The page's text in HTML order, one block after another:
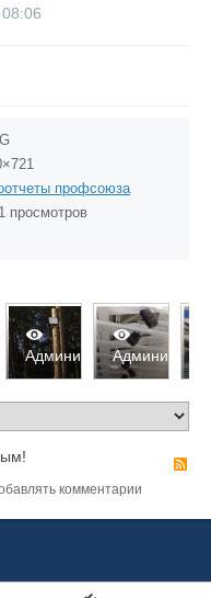
08:06
профсоюза
просмотров
2656
0
Администратор
2603
0
Администратор2653
комментарии